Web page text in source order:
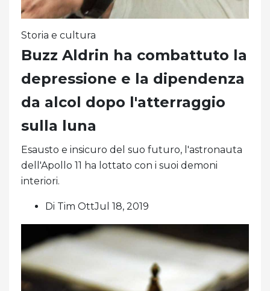
Storia e cultura
Buzz Aldrin ha combattuto la
depressione e la dipendenza
da alcol dopo l'atterraggio
sulla luna
Esausto e insicuro del suo futuro, l'astronauta
dell'Apollo 11 ha lottato con i suoi demoni
interiori.
Di Tim OttJul 18, 2019